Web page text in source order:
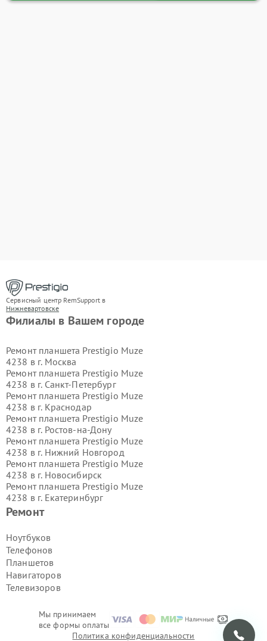
Сервисный центр RemSupport в
Нижневартовске
Мы принимаем
все формы оплаты
Ремонт
Ноутбуков
Телефонов
Планшетов
Навигаторов
Телевизоров
Филиалы в Вашем городе
Ремонт планшета Prestigio Muze
4238 в г. Москва
Ремонт планшета Prestigio Muze
4238 в г. Санкт-Петербург
Ремонт планшета Prestigio Muze
4238 в г. Краснодар
Ремонт планшета Prestigio Muze
4238 в г. Ростов-на-Дону
Ремонт планшета Prestigio Muze
4238 в г. Нижний Новгород
Ремонт планшета Prestigio Muze
4238 в г. Новосибирск
Ремонт планшета Prestigio Muze
4238 в г. Екатеринбург
Ремонт планшета Prestigio Muze
Ремонт планшета Prestigio Muze
4238 в г.Воронеж
Ремонт планшета Prestigio Muze
4238 в г.Волгоград
Ремонт планшета Prestigio Muze
4238 в г.Самара
4238 в г.Пермь
Ремонт планшета Prestigio Muze
КрасноярскПолитика конфиденциальности